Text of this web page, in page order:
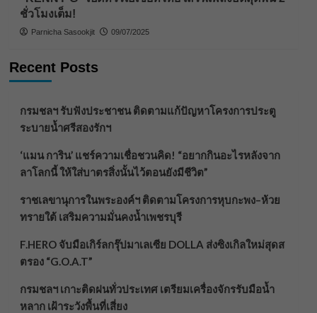
ชั่วโมงเต็ม!
Parnicha Sasookjit 09/07/2025
Recent Posts
กรมชลฯ รับฟังประชาชน ติดตามแก้ปัญหาโครงการประตู
ระบายน้ำศรีสองรักฯ
‘แมน การิน’ แชร์ความเชื่อชวนคิด! “อยากกินอะไรหลังจาก
ลาโลกนี้ ให้ใส่บาตรสิ่งนั้นไว้ตอนยังมีชีวิต”
ราชเลขานุการในพระองค์ฯ ติดตามโครงการหุบกะพง–ห้วย
ทรายใต้ เสริมความมั่นคงน้ำเพชรบุรี
F.HERO จับมือเกิร์ลกรุ๊ปมาเลเซีย DOLLA ส่งซิงเกิลใหม่สุดส
ตรอง “G.O.A.T”
กรมชลฯ เกาะติดฝนทั่วประเทศ เตรียมเครื่องจักรรับมือน้ำ
หลาก เฝ้าระวังพื้นที่เสี่ยง